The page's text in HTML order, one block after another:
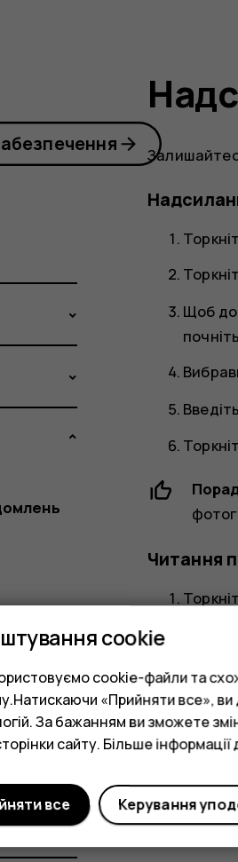
Щоб
Читання
cookie
cookie-файли та
«Прийняти все»,
За бажанням ви зможете
сайту. Більше інформації
Керування
все